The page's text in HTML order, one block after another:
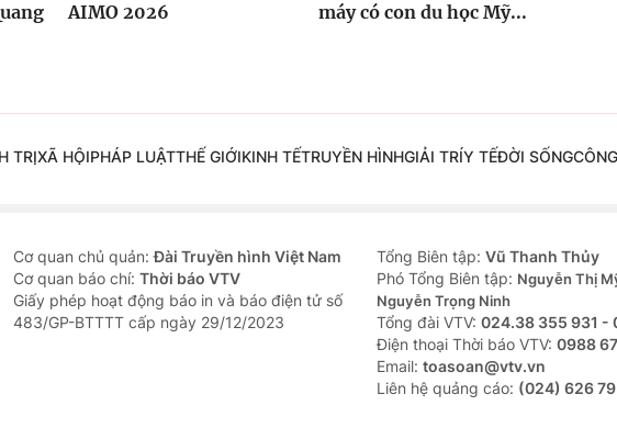
AIMO 2026
máy có con du học Mỹ...
TRỊXÃ HỘIPHÁP LUẬTTHẾ GIỚIKINH TẾTRUYỀN HÌNHGIẢI TRÍY TẾĐỜI SỐNG
Cơ quan chủ quản:Đài Truyền hình Việt Nam
Cơ quan báo chí: Thời báo VTV
Giấy phép hoạt động báo in và báo điện tử số
483/GP-BTTTT cấp ngày 29/12/2023
Tổng Biên tập: Vũ Thanh Thủy
Phó Tổng Biên tập: Nguyễn Thị
Nguyễn Trọng Ninh
Tổng đài VTV: 024.38 355 931 -
Ðiện thoại Thời báo VTV: 0988
Email: toasoan@vtv.vn
Liên hệ quảng cáo: (024) 626